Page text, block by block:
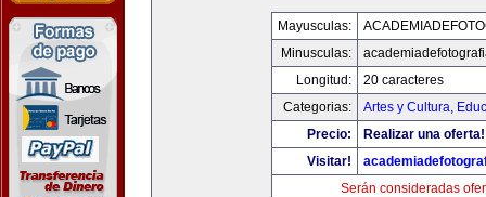
Mayusculas:
Minusculas:
Longitud:
20 caracteres
Categorias:
Artes y Cultura,
Precio:
Realizar una oferta!
Visitar!
Serán consideradas